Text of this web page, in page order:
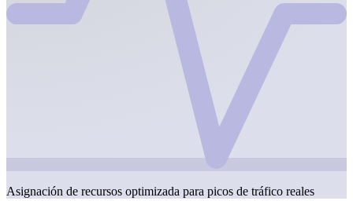
Asignación de recursos optimizada para picos de tráfico reales